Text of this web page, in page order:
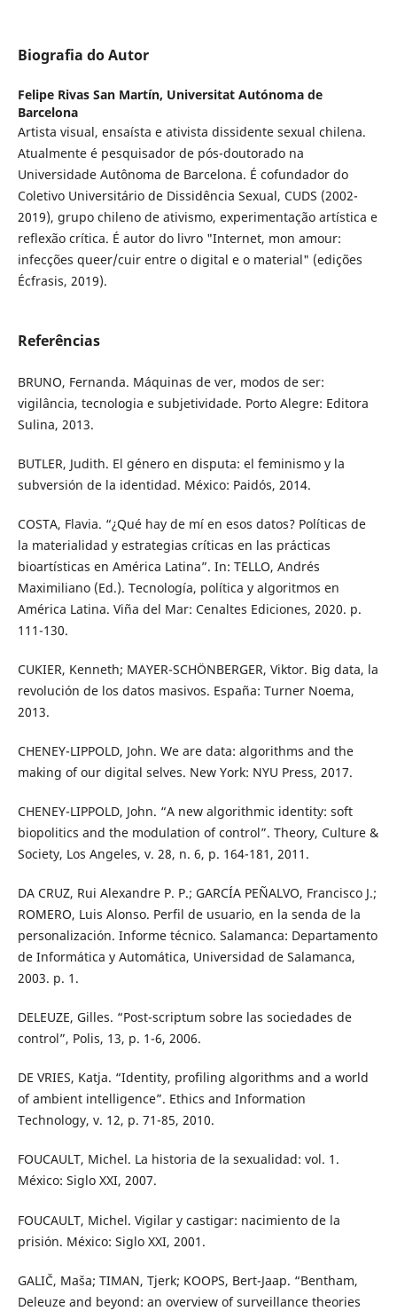
Biografia do Autor
Felipe Rivas San Martín, Universitat Autónoma de
Barcelona
Artista visual, ensaísta e ativista dissidente sexual chilena.
Atualmente é pesquisador de pós-doutorado na
Universidade Autônoma de Barcelona. É cofundador do
Coletivo Universitário de Dissidência Sexual, CUDS (2002-
2019), grupo chileno de ativismo, experimentação artística e
reflexão crítica. É autor do livro "Internet, mon amour:
infecções queer/cuir entre o digital e o material" (edições
Écfrasis, 2019).
Referências
BRUNO, Fernanda. Máquinas de ver, modos de ser:
vigilância, tecnologia e subjetividade. Porto Alegre: Editora
Sulina, 2013.
BUTLER, Judith. El género en disputa: el feminismo y la
subversión de la identidad. México: Paidós, 2014.
COSTA, Flavia. “¿Qué hay de mí en esos datos? Políticas de
la materialidad y estrategias críticas en las prácticas
bioartísticas en América Latina”. In: TELLO, Andrés
Maximiliano (Ed.). Tecnología, política y algoritmos en
América Latina. Viña del Mar: Cenaltes Ediciones, 2020. p.
111-130.
CUKIER, Kenneth; MAYER-SCHÖNBERGER, Viktor. Big data, la
revolución de los datos masivos. España: Turner Noema,
2013.
CHENEY-LIPPOLD, John. We are data: algorithms and the
making of our digital selves. New York: NYU Press, 2017.
CHENEY-LIPPOLD, John. “A new algorithmic identity: soft
biopolitics and the modulation of control”. Theory, Culture &
Society, Los Angeles, v. 28, n. 6, p. 164-181, 2011.
DA CRUZ, Rui Alexandre P. P.; GARCÍA PEÑALVO, Francisco J.;
ROMERO, Luis Alonso. Perfil de usuario, en la senda de la
personalización. Informe técnico. Salamanca: Departamento
de Informática y Automática, Universidad de Salamanca,
2003. p. 1.
DELEUZE, Gilles. “Post-scriptum sobre las sociedades de
control”, Polis, 13, p. 1-6, 2006.
DE VRIES, Katja. “Identity, profiling algorithms and a world
of ambient intelligence”. Ethics and Information
Technology, v. 12, p. 71-85, 2010.
FOUCAULT, Michel. La historia de la sexualidad: vol. 1.
México: Siglo XXI, 2007.
FOUCAULT, Michel. Vigilar y castigar: nacimiento de la
prisión. México: Siglo XXI, 2001.
GALIČ, Maša; TIMAN, Tjerk; KOOPS, Bert-Jaap. “Bentham,
Deleuze and beyond: an overview of surveillance theories